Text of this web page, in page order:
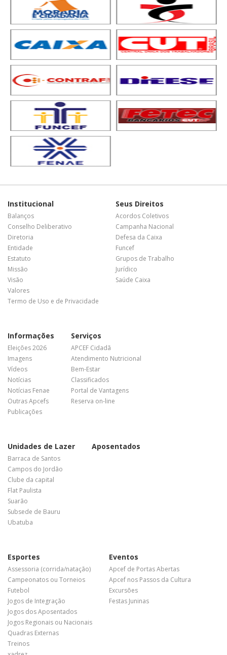
Institucional
Balanços
Conselho Deliberativo
Diretoria
Entidade
Estatuto
Missão
Visão
Valores
Termo de Uso e de Privacidade
Seus Direitos
Acordos Coletivos
Campanha Nacional
Defesa da Caixa
Funcef
Grupos de Trabalho
Jurídico
Saúde Caixa
Informações
Eleições 2026
Imagens
Vídeos
Notícias
Notícias Fenae
Outras Apcefs
Publicações
Serviços
APCEF Cidadã
Atendimento Nutricional
Bem-Estar
Classificados
Portal de Vantagens
Reserva on-line
Unidades de Lazer
Barraca de Santos
Campos do Jordão
Clube da capital
Flat Paulista
Suarão
Subsede de Bauru
Ubatuba
Aposentados
Esportes
Assessoria (corrida/natação)
Campeonatos ou Torneios
Futebol
Jogos de Integração
Jogos dos Aposentados
Jogos Regionais ou Nacionais
Quadras Externas
Treinos
Eventos
Apcef de Portas Abertas
Apcef nos Passos da Cultura
Excursões
Festas Juninas